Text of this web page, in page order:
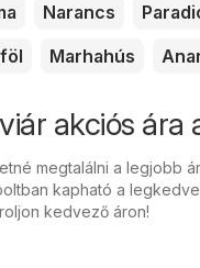
Narancs
Marhahús
akciós ára
megtalálni a legjobb
kapható a
kedvező áron!